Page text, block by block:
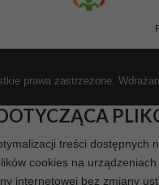
prawa zastrzeżone.
treści dostępnych
cookies na
internetowej bez zmiany